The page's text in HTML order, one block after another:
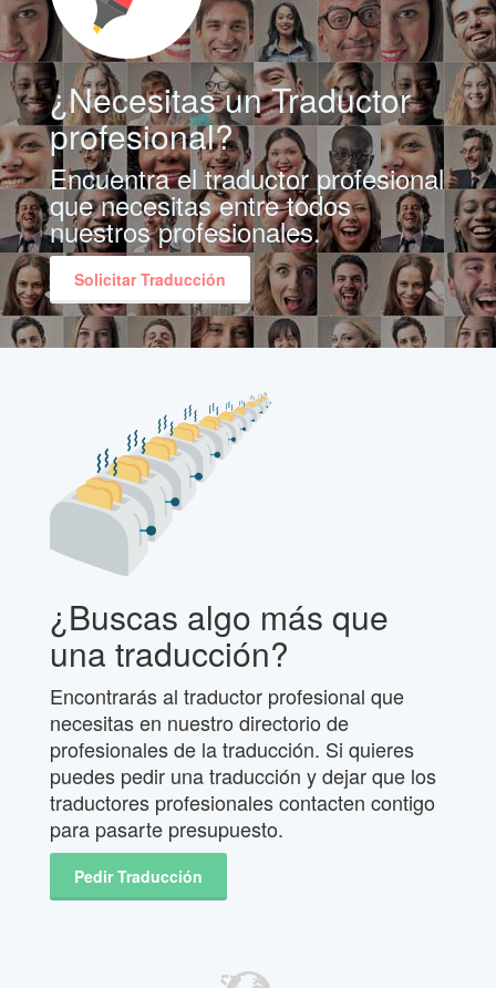
¿Necesitas un Traductor
profesional?
Encuentra el traductor profesional
que necesitas entre todos
nuestros profesionales.
Solicitar Traducción
¿Buscas algo más que
una traducción?
Encontrarás al traductor profesional que
necesitas en nuestro directorio de
profesionales de la traducción. Si quieres
puedes pedir una traducción y dejar que los
traductores profesionales contacten contigo
para pasarte presupuesto.
Pedir Traducción